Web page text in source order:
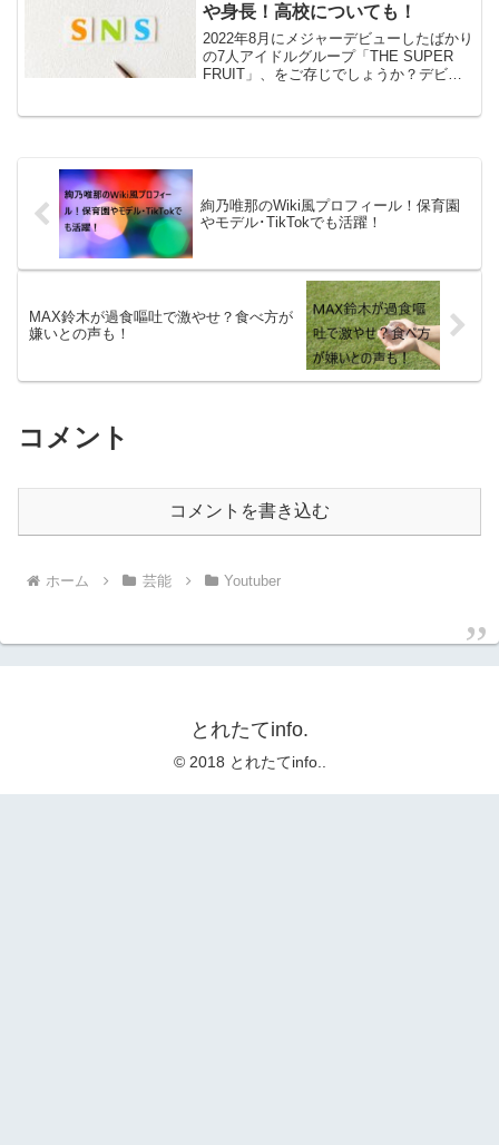
す。新社会人となったはしけんさんのこ
れまでや、今後の活動についてもいろい
ろと調べてみましたのでぜひ最後まで読
んでいってくださいね！
や身長！高校についても！
2022年8月にメジャーデビューしたばかり
の7人アイドルグループ「THE SUPER
FRUIT」、をご存じでしょうか？デビュ
絢乃唯那のWiki風プロフィール！保育園
やモデル･TikTokでも活躍！
MAX鈴木が過食嘔吐で激やせ？食べ方が
嫌いとの声も！
コメント
コメントを書き込む
ホーム 芸能 Youtuber
とれたてinfo.
© 2018 とれたてinfo..